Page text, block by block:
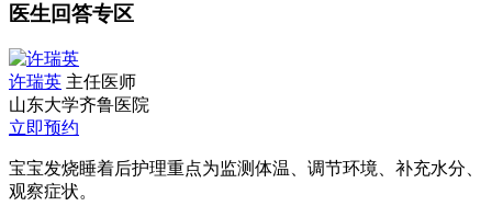
医生回答专区
许瑞英 主任医师
山东大学齐鲁医院
立即预约
宝宝发烧睡着后护理重点为监测体温、调节环境、补充水分、
观察症状。